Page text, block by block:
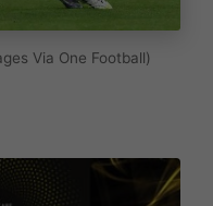
Via One Football)